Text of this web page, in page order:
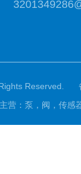
Reserved.
营：泵，阀，传